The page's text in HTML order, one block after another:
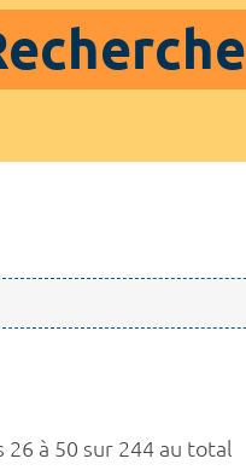
26 à 50 sur 244 au total